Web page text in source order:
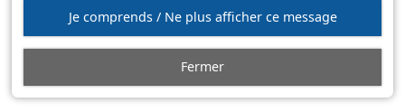
Je comprends / Ne plus afficher ce message
Fermer